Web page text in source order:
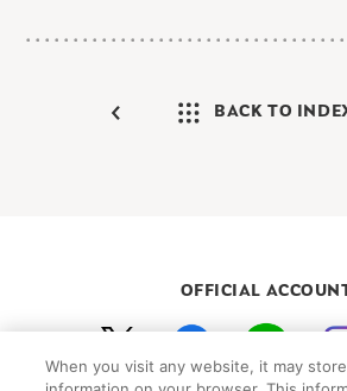
BACK TO
OFFICIAL
初めての方向けガイド FAQ お
When you visit any website, it may